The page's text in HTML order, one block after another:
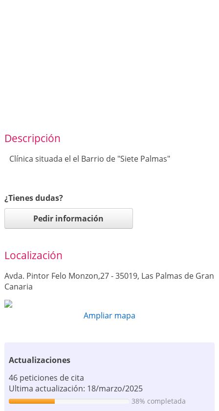
Descripción
Clínica situada el el Barrio de "Siete Palmas"
¿Tienes dudas?
Pedir información
Localización
Avda. Pintor Felo Monzon,27 - 35019, Las Palmas de Gran
Canaria
Ampliar mapa
Actualizaciones
46 peticiones de cita
Ultima actualización: 18/marzo/2025
38% completada